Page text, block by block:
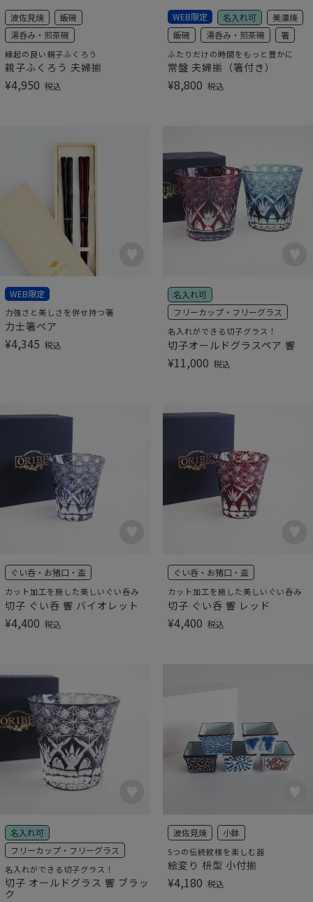
波佐見焼
飯碗
湯呑み・煎茶碗
縁起の良い親子ふくろう
親子ふくろう 夫婦揃
¥4,950 税込
WEB限定 名入れ可
美濃焼
飯碗
湯呑み・煎茶碗 箸
ふたりだけの時間をもっと豊かに
常盤 夫婦揃（箸付き）
¥8,800 税込
WEB限定
力強さと美しさを併せ持つ箸
力士箸ペア
¥4,345 税込
名入れ可
フリーカップ・フリーグラス
名入れができる切子グラス！
切子オールドグラスペア 響
¥11,000 税込
ぐい呑・お猪口・盃
カット加工を施した美しいぐい呑み
切子 ぐい呑 響 バイオレット
¥4,400 税込
ぐい呑・お猪口・盃
カット加工を施した美しいぐい呑み
切子 ぐい呑 響 レッド
¥4,400 税込
名入れ可
フリーカップ・フリーグラス
名入れができる切子グラス！
切子 オールドグラス 響 ブラッ
ク
波佐見焼 小鉢
5つの伝統紋様を楽しむ器
絵変り 枡型 小付揃
¥4,180 税込